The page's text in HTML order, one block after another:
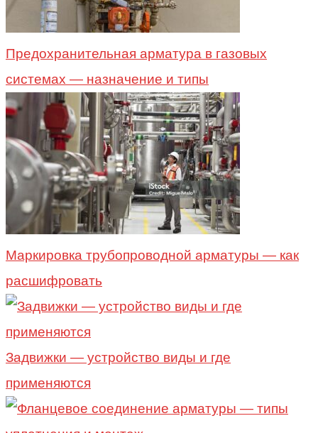
Предохранительная арматура в газовых
системах — назначение и типы
Маркировка трубопроводной арматуры — как
расшифровать
Задвижки — устройство виды и где
применяются